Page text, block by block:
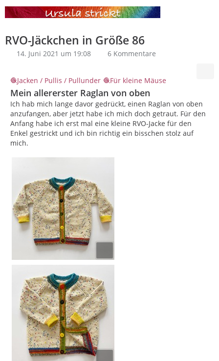
RVO-Jäckchen in Größe 86
14. Juni 2021 um 19:08 6 Kommentare
Jacken / Pullis / Pullunder Für kleine Mäuse
Mein allererster Raglan von oben
Ich hab mich lange davor gedrückt, einen Raglan von oben
anzufangen, aber jetzt habe ich mich doch getraut. Für den
Anfang habe ich erst mal eine kleine RVO-Jacke für den
Enkel gestrickt und ich bin richtig ein bisschen stolz auf
mich.